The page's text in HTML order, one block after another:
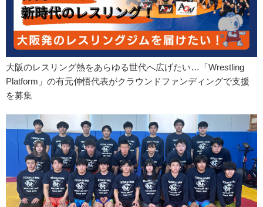
大阪のレスリング熱をあらゆる世代へ広げたい…「Wrestling
Platform」の有元伸悟代表がクラウンドファンディングで支援
を募集